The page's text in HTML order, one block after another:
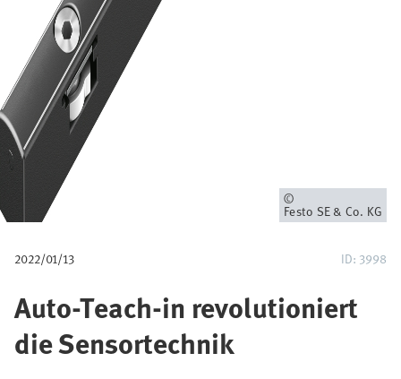
b
Owner
Festo SE & Co. KG
2022/01/13 ID: 3998
Auto-Teach-in revolutioniert
die Sensortechnik